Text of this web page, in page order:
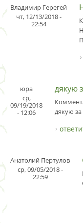
Владимир Герегей
чт, 12/13/2018 -
22:54
юра
ср,
09/19/2018
- 12:06
дякую
дякую за
Анатолий Пертулов
ср, 09/05/2018 -
22:59